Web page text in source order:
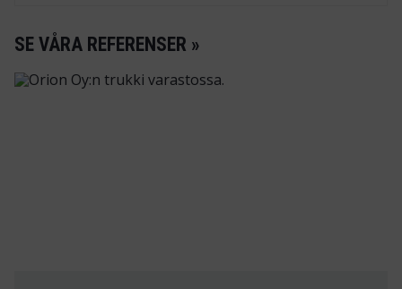
SE VÅRA REFERENSER »